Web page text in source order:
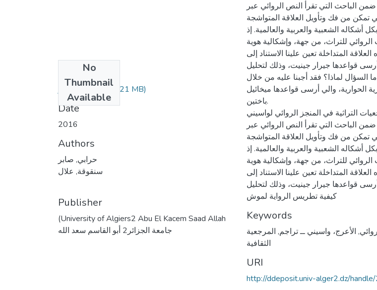
No
Thumbnail
Available
حرابي صابر.pdf(5.21 MB)
Date
2016
Authors
حرابي, صابر
سنقوقة, علال
Publisher
(University of Algiers2 Abu El Kacem Saad Allah
جامعة الجزائر2 أبو القاسم سعد الله
الباحث التي تقرأ النص الروائي عبر
تمكن من فك وتأويل العلاقة المتواشجة
أشكاله الشعبية والعربية والعالمية. إذ
للتراث، من جهة، وإشكالية هوية
المتداخلة تعين علينا الاستناد إلى
قواعدها جيرار جينيت، وذلك لتحليل
السؤال لماذا؟ فقد أجبنا عليه من خلال
الحوارية، والي أرسى قواعدها ميخائيل
باختين.
التراثية في المنجز الروائي لواسيني
الباحث التي تقرأ النص الروائي عبر
تمكن من فك وتأويل العلاقة المتواشجة
أشكاله الشعبية والعربية والعالمية. إذ
للتراث، من جهة، وإشكالية هوية
المتداخلة تعين علينا الاستناد إلى
قواعدها جيرار جينيت، وذلك لتحليل
كيفية تطريس الرواية لموش
Keywords
, الأعرج، واسيني ــ تراجم, المرجعية
الثقافية
URI
http://ddeposit.univ-alger2.dz/